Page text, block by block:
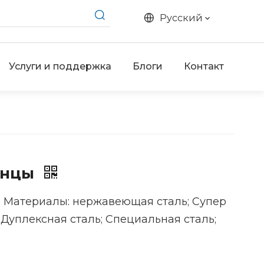
Pусский
Услуги и поддержка Блоги Контакт
нержавеющая сталь; Супер
сталь; Специальная сталь;